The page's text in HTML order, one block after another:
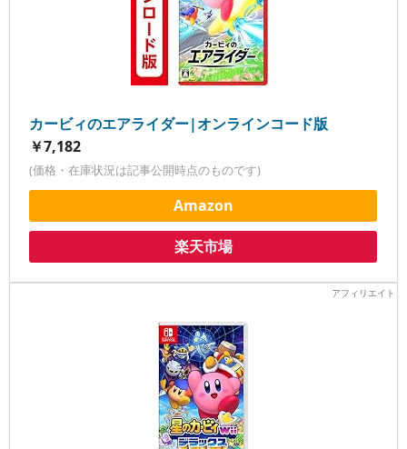
カービィのエアライダー|オンラインコード版
￥7,182
(価格・在庫状況は記事公開時点のものです)
Amazon
楽天市場